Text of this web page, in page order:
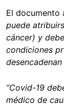
El documento
puede
cáncer) y
condiciones
“Covid-19
médico de